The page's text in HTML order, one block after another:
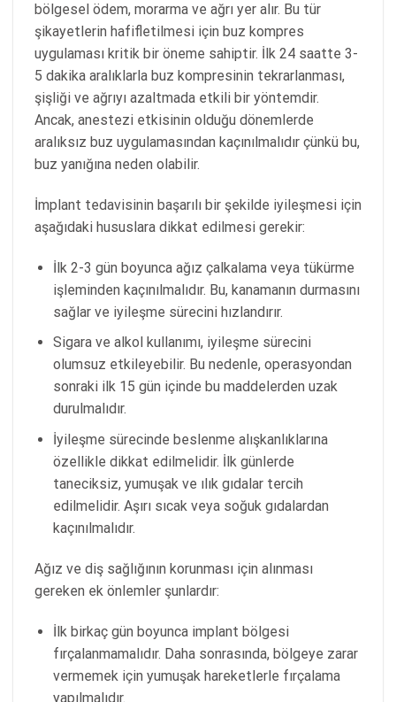
bölgesel ödem, morarma ve ağrı yer alır. Bu tür
şikayetlerin hafifletilmesi için buz kompres
uygulaması kritik bir öneme sahiptir. İlk 24 saatte 3-
5 dakika aralıklarla buz kompresinin tekrarlanması,
şişliği ve ağrıyı azaltmada etkili bir yöntemdir.
Ancak, anestezi etkisinin olduğu dönemlerde
aralıksız buz uygulamasından kaçınılmalıdır çünkü bu,
buz yanığına neden olabilir.
İmplant tedavisinin başarılı bir şekilde iyileşmesi için
aşağıdaki hususlara dikkat edilmesi gerekir:
İlk 2-3 gün boyunca ağız çalkalama veya tükürme
işleminden kaçınılmalıdır. Bu, kanamanın durmasını
sağlar ve iyileşme sürecini hızlandırır.
Sigara ve alkol kullanımı, iyileşme sürecini
olumsuz etkileyebilir. Bu nedenle, operasyondan
sonraki ilk 15 gün içinde bu maddelerden uzak
durulmalıdır.
İyileşme sürecinde beslenme alışkanlıklarına
özellikle dikkat edilmelidir. İlk günlerde
taneciksiz, yumuşak ve ılık gıdalar tercih
edilmelidir. Aşırı sıcak veya soğuk gıdalardan
kaçınılmalıdır.
Ağız ve diş sağlığının korunması için alınması
gereken ek önlemler şunlardır:
İlk birkaç gün boyunca implant bölgesi
fırçalanmamalıdır. Daha sonrasında, bölgeye zarar
vermemek için yumuşak hareketlerle fırçalama
yapılmalıdır.